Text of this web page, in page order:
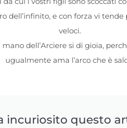
dell’infinito, e con forza vi
veloci.
dell’Arciere si di gioia,
ugualmente ama l’arco che è
incuriosito questo